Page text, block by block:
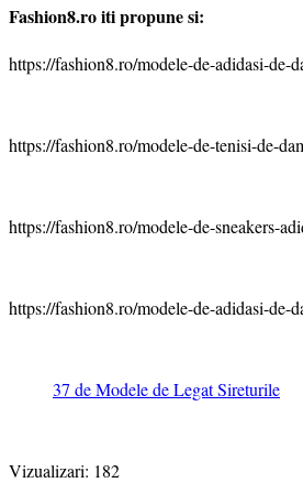
Fashion8.ro iti propune si:
https://fashion8.ro/modele-de-adidasi-de-
https://fashion8.ro/modele-de-tenisi-de-
https://fashion8.ro/modele-de-sneakers-
https://fashion8.ro/modele-de-adidasi-de-
37 de Modele de Legat Sireturile
Vizualizari: 182